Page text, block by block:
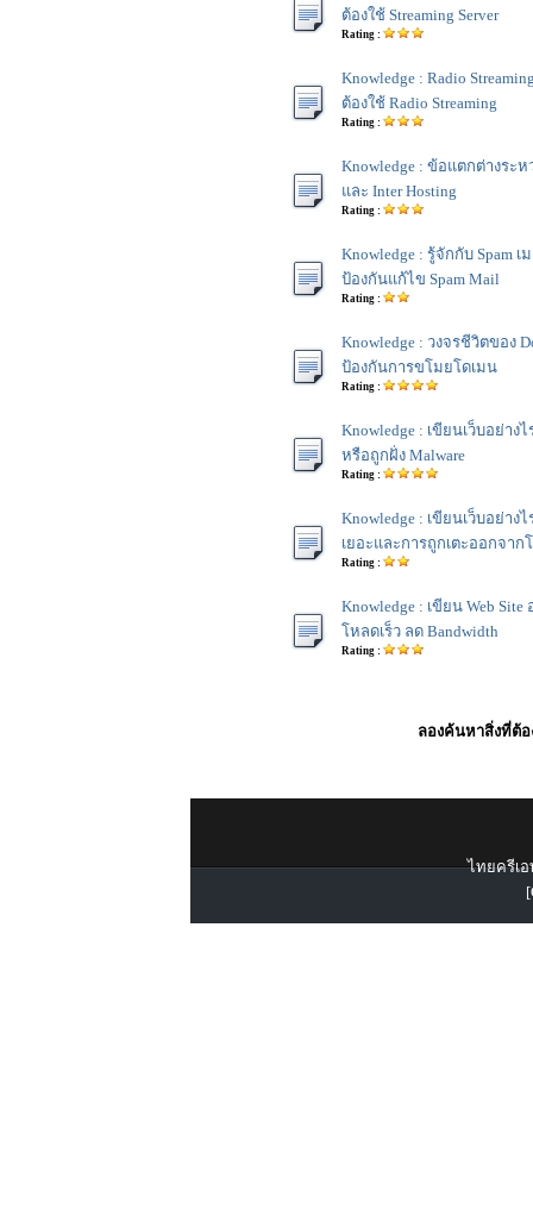
ต้องใช้ Streaming Server
Rating :
Knowledge : Radio
ต้องใช้ Radio Streaming
Rating :
Knowledge : ข้อแตกต่างระห
และ Inter Hosting
Rating :
Knowledge : รู้จักกับ Spam
ป้องกันแก้ไข Spam Mail
Rating :
Knowledge : วงจรชีวิตของ
ป้องกันการขโมยโดเมน
Rating :
Knowledge : เขียนเว็บอย่าง
หรือถูกฝั่ง Malware
Rating :
Knowledge : เขียนเว็บอย่าง
เยอะและการถูกเตะออกจาก
Rating :
Knowledge : เขียน Web
โหลดเร็ว ลด Bandwidth
Rating :
ลองค้นหาสิ่งที่ต้อ
ไทยครีเอ
[